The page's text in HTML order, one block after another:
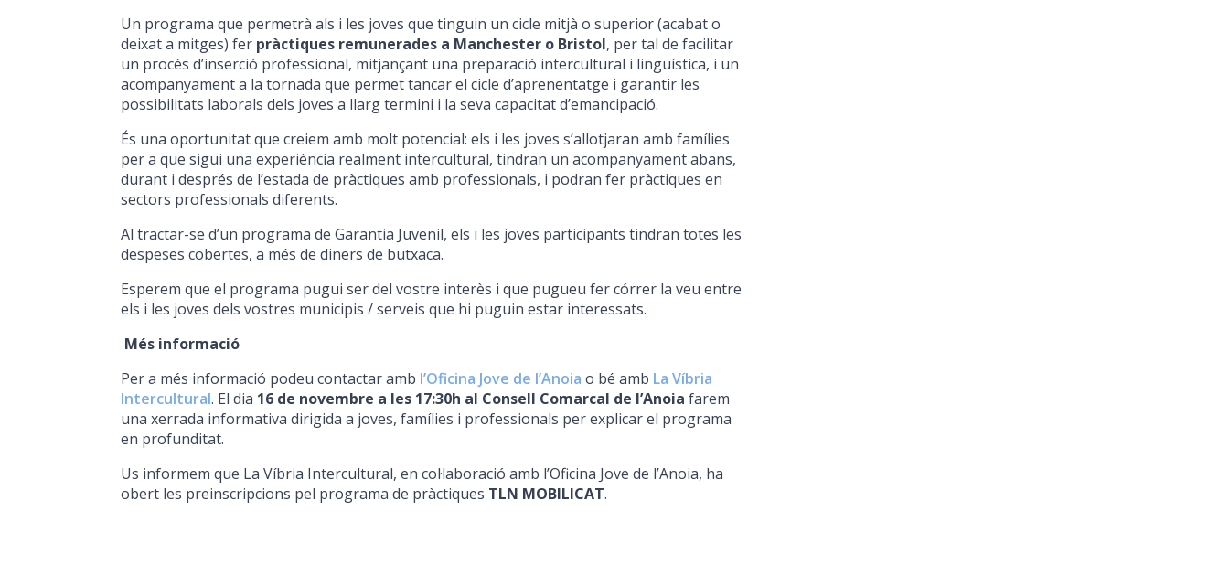
Un programa que permetrà als i les joves que tinguin un cicle mitjà o superior (acabat o
deixat a mitges) fer pràctiques remunerades a Manchester o Bristol, per tal de facilitar
un procés d’inserció professional, mitjançant una preparació intercultural i lingüística, i un
acompanyament a la tornada que permet tancar el cicle d’aprenentatge i garantir les
possibilitats laborals dels joves a llarg termini i la seva capacitat d’emancipació.
És una oportunitat que creiem amb molt potencial: els i les joves s’allotjaran amb famílies
per a que sigui una experiència realment intercultural, tindran un acompanyament abans,
durant i després de l’estada de pràctiques amb professionals, i podran fer pràctiques en
sectors professionals diferents.
Al tractar-se d’un programa de Garantia Juvenil, els i les joves participants tindran totes les
despeses cobertes, a més de diners de butxaca.
Esperem que el programa pugui ser del vostre interès i que pugueu fer córrer la veu entre
els i les joves dels vostres municipis / serveis que hi puguin estar interessats.
Més informació
Per a més informació podeu contactar amb l’Oficina Jove de l’Anoia o bé amb La Víbria
Intercultural. El dia 16 de novembre a les 17:30h al Consell Comarcal de l’Anoia farem
una xerrada informativa dirigida a joves, famílies i professionals per explicar el programa
en profunditat.
Us informem que La Víbria Intercultural, en col·laboració amb l’Oficina Jove de l’Anoia, ha
obert les preinscripcions pel programa de pràctiques TLN MOBILICAT.